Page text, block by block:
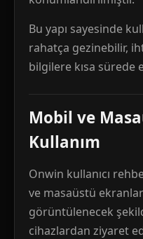
Bu yapı sayesinde
rahatça gezinebilir,
bilgilere kısa sürede
Mobil ve
Kullanım
Onwin kullanıcı
ve masaüstü
görüntülenecek
cihazlardan ziyaret